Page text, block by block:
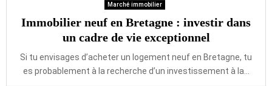
Marché immobilier
Immobilier neuf en Bretagne : investir dans
un cadre de vie exceptionnel
Si tu envisages d’acheter un logement neuf en Bretagne, tu
es probablement à la recherche d’un investissement à la...